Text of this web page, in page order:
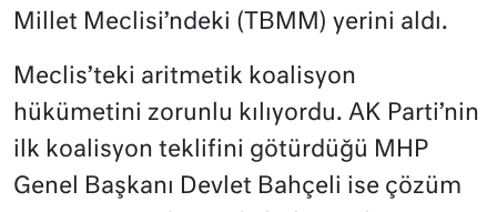
Millet Meclisi’ndeki (TBMM) yerini aldı.
Meclis’teki aritmetik koalisyon
hükümetini zorunlu kılıyordu. AK Parti’nin
ilk koalisyon teklifini götürdüğü MHP
Genel Başkanı Devlet Bahçeli ise çözüm